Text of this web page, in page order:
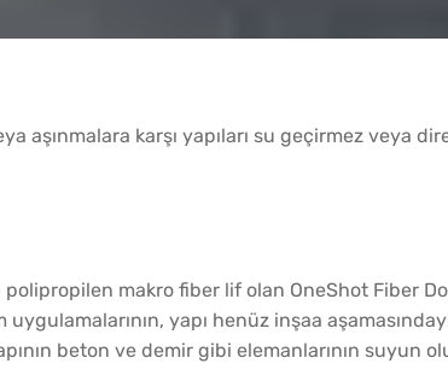
aşınmalara karşı yapıları su geçirmez veya
makro fiber lif olan OneShot Fiber
yapı henüz inşaa
beton ve demir gibi elemanlarının suyun